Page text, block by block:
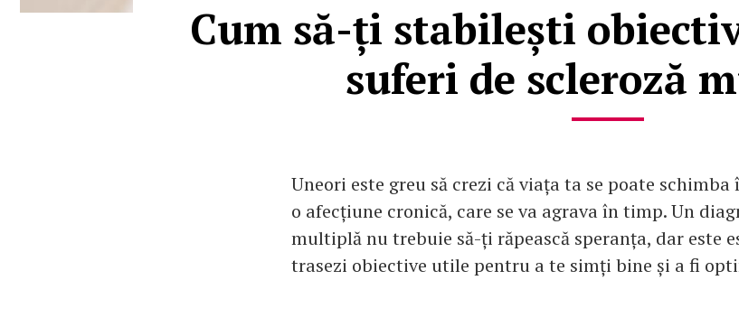
Cum să-ți stabilești
suferi de scleroză
Uneori este greu să crezi că viața ta se poate
o afecțiune cronică, care se va agrava în timp. Un
multiplă nu trebuie să-ți răpească speranța, dar este
trasezi obiective utile pentru a te simți bine și a fi